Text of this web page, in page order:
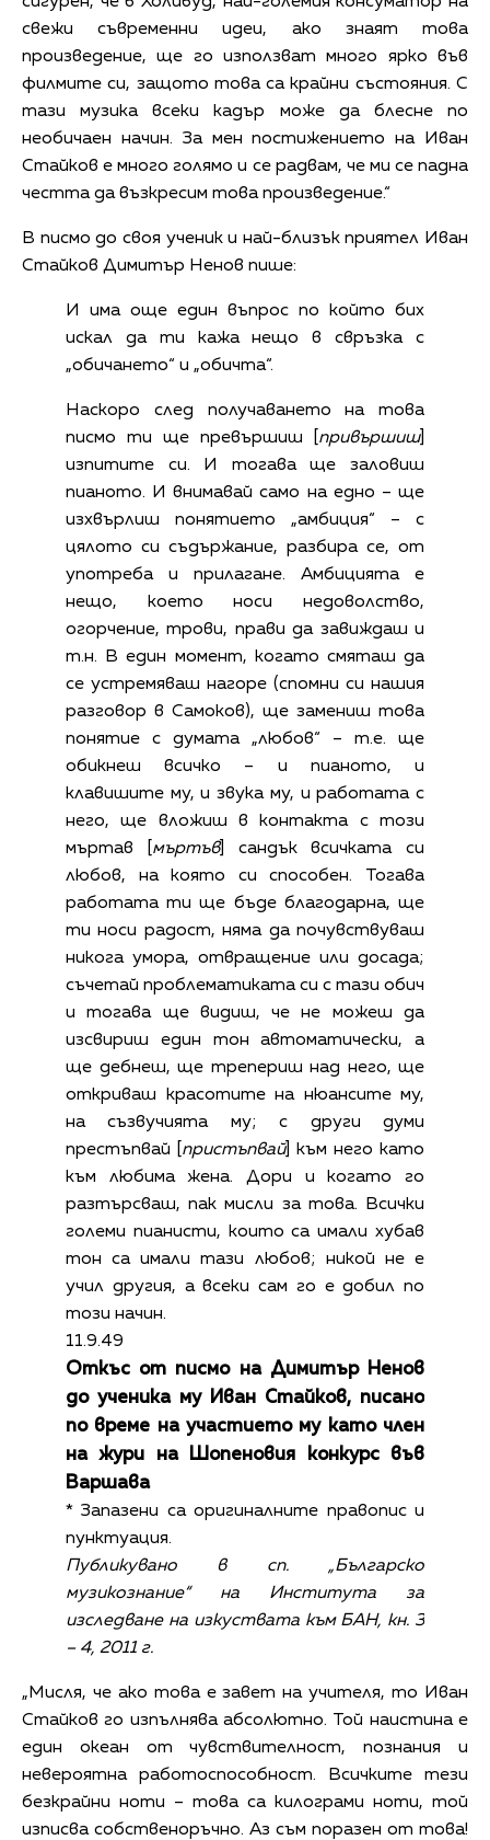
свежи съвременни идеи, ако знаят това
произведение, ще го използват много ярко във
филмите си, защото това са крайни състояния. С
тази музика всеки кадър може да блесне по
необичаен начин. За мен постижението на Иван
Стайков е много голямо и се радвам, че ми се падна
честта да възкресим това произведение.“
В писмо до своя ученик и най-близък приятел Иван
Стайков Димитър Ненов пише:
И има още един въпрос по който бих
искал да ти кажа нещо в свръзка с
„обичането“ и „обичта“.
Наскоро след получаването на това
писмо ти ще превършиш [ привършиш]
изпитите си. И тогава ще заловиш
пианото. И внимавай само на едно – ще
изхвърлиш понятието „амбиция“ – с
цялото си съдържание, разбира се, от
употреба и прилагане. Амбицията е
нещо, което носи недоволство,
огорчение, трови, прави да завиждаш и
т.н. В един момент, когато смяташ да
се устремяваш нагоре (спомни си нашия
разговор в Самоков), ще замениш това
понятие с думата „любов“ – т.е. ще
обикнеш всичко – и пианото, и
клавишите му, и звука му, и работата с
него, ще вложиш в контакта с този
мъртав [ мъртъв] сандък всичката си
любов, на която си способен. Тогава
работата ти ще бъде благодарна, ще
ти носи радост, няма да почувствуваш
никога умора, отвращение или досада;
съчетай проблематиката си с тази обич
и тогава ще видиш, че не можеш да
изсвириш един тон автоматически, а
ще дебнеш, ще трепериш над него, ще
откриваш красотите на нюансите му,
на съзвучията му; с други думи
престъпвай [ пристъпвай] към него като
към любима жена. Дори и когато го
разтърсваш, пак мисли за това. Всички
големи пианисти, които са имали хубав
тон са имали тази любов; никой не е
учил другия, а всеки сам го е добил по
този начин.
11.9.49
Откъс от писмо на Димитър Ненов
до ученика му Иван Стайков, писано
по време на участието му като член
на жури на Шопеновия конкурс във
Варшава
* Запазени са оригиналните правопис и
пунктуация.
Публикувано в сп. „Българско
музикознание“ на Института за
изследване на изкуствата към БАН, кн. 3
– 4, 2011 г.
„Мисля, че ако това е завет на учителя, то Иван
Стайков го изпълнява абсолютно. Той наистина е
един океан от чувствителност, познания и
невероятна работоспособност. Всичките тези
безкрайни ноти – това са килограми ноти, той
изписва собственоръчно. Аз съм поразен от това!